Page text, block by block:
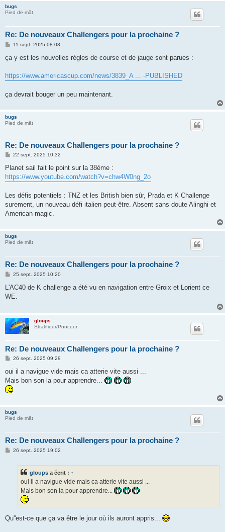
bugs
Pied de mât
Re: De nouveaux Challengers pour la prochaine ?
M
s
g
e
11 sept. 2025 08:03
ça y est les nouvelles règles de course et de jauge sont parues :
https://www.americascup.com/news/3839_A ... -PUBLISHED
ça devrait bouger un peu maintenant.
bugs
Pied de mât
Re: De nouveaux Challengers pour la prochaine ?
M
s
a
22 sept. 2025 10:32
Planet sail fait le point sur la 38éme :
https://www.youtube.com/watch?v=chw4W0ng_2o
Les défis potentiels : TNZ et les British bien sûr, Prada et K Challenge
surement, un nouveau défi italien peut-être. Absent sans doute Alinghi et
American magic.
bugs
Pied de mât
Re: De nouveaux Challengers pour la prochaine ?
M
s
a
25 sept. 2025 10:20
L'AC40 de K challenge a été vu en navigation entre Groix et Lorient ce
WE.
gloups
Stratifieur/Ponceur
Re: De nouveaux Challengers pour la prochaine ?
M
s
a
g
e
26 sept. 2025 09:29
oui il a navigue vide mais ca atterie vite aussi ...
Mais bon son la pour apprendre...
bugs
Pied de mât
Re: De nouveaux Challengers pour la prochaine ?
M26 sept. 2025 19:02
gloups a écrit : ↑
oui il a navigue vide mais ca atterie vite aussi ...
Mais bon son la pour apprendre...
Qu''est-ce que ça va être le jour où ils auront appris...